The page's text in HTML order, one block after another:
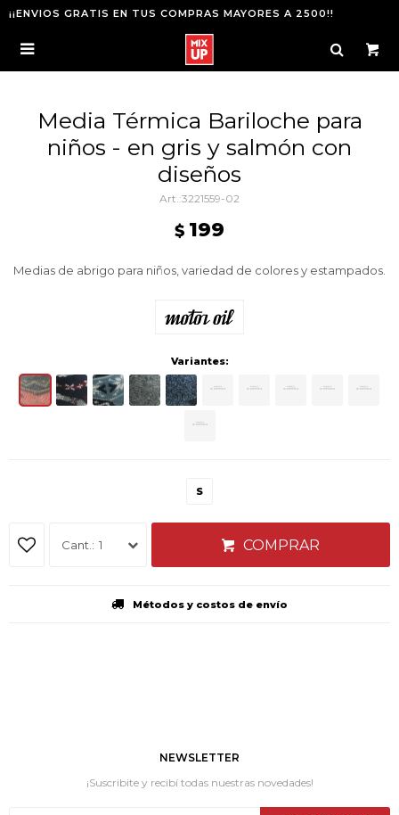
¡¡ENVIOS GRATIS EN TUS COMPRAS MAYORES A 2500!!

Media Térmica Bariloche para
niños - en gris y salmón con
diseños
3221559-02
$ 199
Medias de abrigo para niños, variedad de colores y estampados.
Variantes:
S
1 COMPRAR
Métodos y costos de envío
NEWSLETTER
¡Suscribite y recibí todas nuestras novedades!